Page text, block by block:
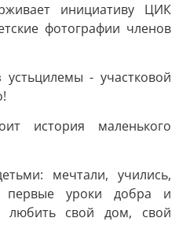
инициативу ЦИК
фотографии членов
- участковой
история маленького
мечтали, учились,
первые уроки добра и
любить свой дом, свой